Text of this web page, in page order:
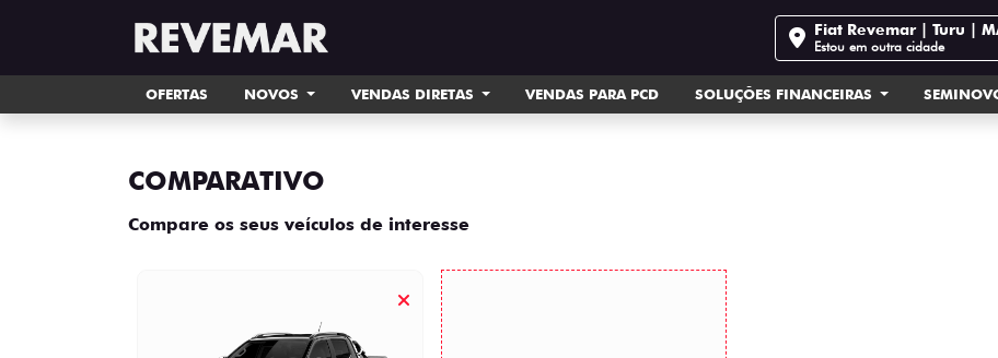
Fiat Revemar | Turu |
Estou em outra cidade
OFERTAS NOVOS VENDAS DIRETAS VENDAS PARA PCD SOLUÇÕES FINANCEIRAS
COMPARATIVO
Compare os seus veículos de interesse